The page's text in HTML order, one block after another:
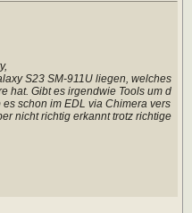
S23 SM-911U liegen, welches
hat. Gibt es irgendwie Tools um d
schon im EDL via Chimera vers
nicht richtig erkannt trotz richtige